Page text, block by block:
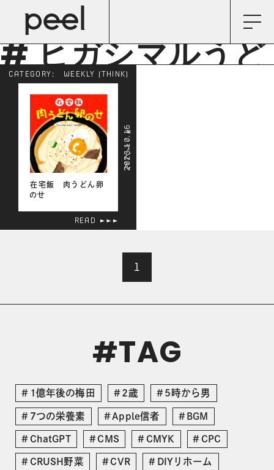
# ヒガシマルうど
んスープ
在宅飯 肉うどん卵
のせ
CATEGORY: WEEKLY (THINK)
2023.10.16
# うどん
READ
1
#TAG
1億年後の梅田 2歳 5時から男
7つの栄養素 Apple信者 BGM
ChatGPT CMS CMYK CPC
CRUSH野菜 CVR DIYリホーム